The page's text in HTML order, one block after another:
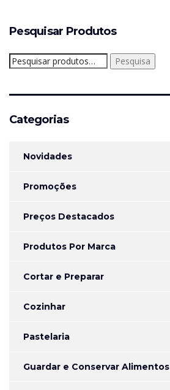
Pesquisar Produtos
Pesquisar
por:
Pesquisa
Categorias
Novidades
Promoções
Preços Destacados
Produtos Por Marca
Cortar e Preparar
Cozinhar
Pastelaria
Guardar e Conservar Alimentos